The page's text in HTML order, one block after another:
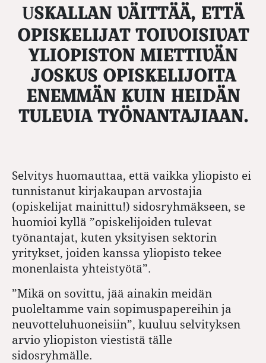
USKALLAN VÄITTÄÄ, ETTÄ
OPISKELIJAT TOIVOISIVAT
YLIOPISTON MIETTIVÄN
JOSKUS OPISKELIJOITA
ENEMMÄN KUIN HEIDÄN
TULEVIA TYÖNANTAJIAAN.
Selvitys huomauttaa, että vaikka yliopisto ei
tunnistanut kirjakaupan arvostajia
(opiskelijat mainittu!) sidosryhmäkseen, se
huomioi kyllä ”opiskelijoiden tulevat
työnantajat, kuten yksityisen sektorin
yritykset, joiden kanssa yliopisto tekee
monenlaista yhteistyötä”.
”Mikä on sovittu, jää ainakin meidän
puoleltamme vain sopimuspapereihin ja
neuvotteluhuoneisiin”, kuuluu selvityksen
arvio yliopiston viestistä tälle
sidosryhmälle.